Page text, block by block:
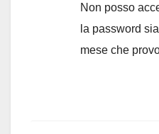
Non posso
la password
mese che